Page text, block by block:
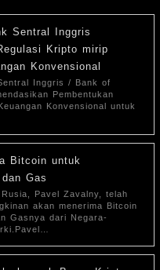
Sentral Inggris
Kripto mirip
Konvensional
Inggris / Bank of
Pembentukan
Konvensional untuk
Bitcoin untuk
Gas
Pavel Zavalny, telah
akan menerima Bitcoin
Gasnya dari Negara-